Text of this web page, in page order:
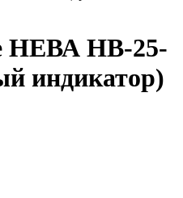
НЕВА НВ-25-
индикатор)